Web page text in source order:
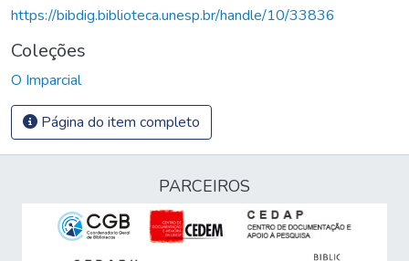
https://bibdig.biblioteca.unesp.br/handle/10/33836
Coleções
O Imparcial
Página do item completo
PARCEIROS